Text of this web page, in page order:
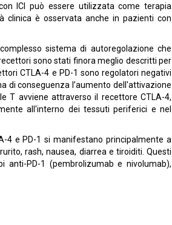
ICI può essere utilizzata come terapia
clinica è osservata anche in pazienti con
sistema di autoregolazione che
sono stati finora meglio descritti per
CTLA-4 e PD-1 sono regolatori negativi
di conseguenza l’aumento dell'attivazione
T avviene attraverso il recettore CTLA-4,
all'interno dei tessuti periferici e nel
4 e PD-1 si manifestano principalmente a
rash, nausea, diarrea e tiroiditi. Questi
PD-1 (pembrolizumab e nivolumab),